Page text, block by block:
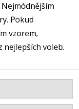
Pokud
vzorem,
nejlepších voleb.